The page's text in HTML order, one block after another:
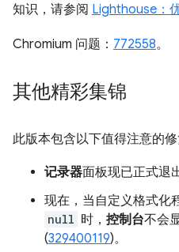
知识，请参阅 Lighthouse：
Chromium 问题： 772558。
其他精彩集锦
此版本包含以下值得注意的修
记录器面板现已正式退
现在，当自定义格式化
null 时， 控制台不会
(329400119)。